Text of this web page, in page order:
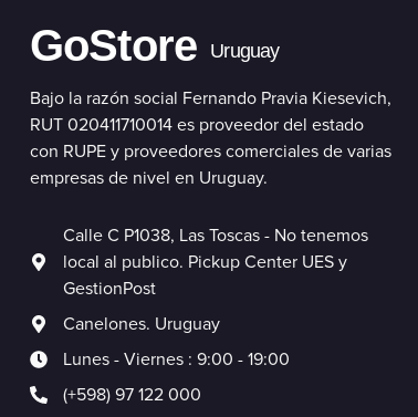
GoStore Uruguay
Bajo la razón social Fernando Pravia Kiesevich,
RUT 020411710014 es proveedor del estado
con RUPE y proveedores comerciales de varias
empresas de nivel en Uruguay.
Calle C P1038, Las Toscas - No tenemos
local al publico. Pickup Center UES y
GestionPost
Canelones. Uruguay
Lunes - Viernes : 9:00 - 19:00
(+598) 97 122 000